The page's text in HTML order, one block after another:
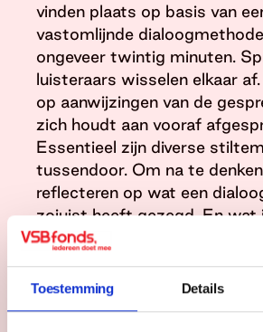
Toestemming Details
vinden plaats op basis van
vastomlijnde
ongeveer twintig minuten.
luisteraars wisselen elkaar
op aanwijzingen van de
zich houdt aan vooraf
Essentieel zijn diverse
tussendoor. Om na te
reflecteren op wat een
zojuist heeft gezegd. En wat
meest heeft geraakt.
groeien bewustzijn,